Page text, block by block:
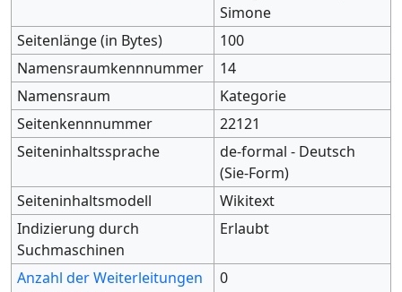
Simone
Seitenlänge (in Bytes)
100
Namensraumkennnummer
14
Namensraum
Kategorie
Seitenkennnummer
22121
Seiteninhaltssprache
de-formal - Deutsch
(Sie-Form)
Seiteninhaltsmodell
Wikitext
Indizierung durch
Suchmaschinen
Erlaubt
Anzahl der Weiterleitungen
0